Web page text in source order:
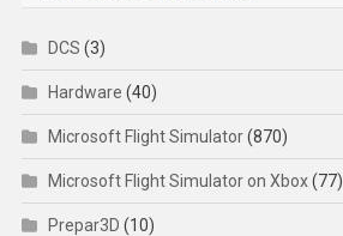
DCS (3)
Hardware (40)
Microsoft Flight Simulator(870)
Microsoft Flight Simulator on Xbox(77)
Prepar3D (10)